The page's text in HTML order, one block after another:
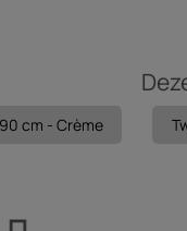
cm - Crème